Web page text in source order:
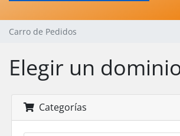
Carro de Pedidos
Elegir un
Categorías